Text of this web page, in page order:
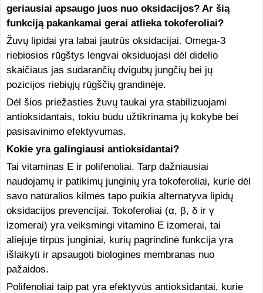
geriausiai apsaugo juos nuo oksidacijos? Ar šią
funkciją pakankamai gerai atlieka tokoferoliai?
Žuvų lipidai yra labai jautrūs oksidacijai. Omega-3
riebiosios rūgštys lengvai oksiduojasi dėl didelio
skaičiaus jas sudarančių dvigubų jungčių bei jų
pozicijos riebiųjų rūgščių grandinėje.
Dėl šios priežasties žuvų taukai yra stabilizuojami
antioksidantais, tokiu būdu užtikrinama jų kokybė bei
pasisavinimo efektyvumas.
Kokie yra galingiausi antioksidantai?
Tai vitaminas E ir polifenoliai. Tarp dažniausiai
naudojamų ir patikimų junginių yra tokoferoliai, kurie dėl
savo natūralios kilmės tapo puikia alternatyva lipidų
oksidacijos prevencijai. Tokoferoliai (α, β, δ ir γ
izomerai) yra veiksmingi vitamino E izomerai, tai
aliejuje tirpūs junginiai, kurių pagrindinė funkcija yra
išlaikyti ir apsaugoti biologines membranas nuo
pažaidos.
Polifenoliai taip pat yra efektyvūs antioksidantai, kurie